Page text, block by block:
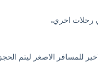
رحلات اخري.
للمسافر الاصغر ليتم الحجز